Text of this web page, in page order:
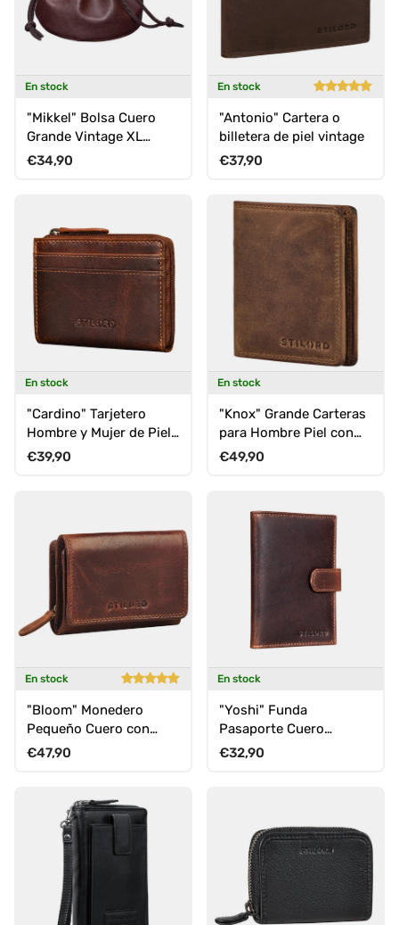
En stock
"Mikkel" Bolsa Cuero
Grande Vintage XL
Monedero Billetera
Precio normal
€34,90
En stock
"Antonio" Cartera o
billetera de piel vintage
Precio normal
€37,90
En stock
"Cardino" Tarjetero
Hombre y Mujer de Piel
Auténtica Tamaño
Precio normal
€39,90
En stock
"Knox" Grande Carteras
para Hombre Piel con
Protección RFID y
Precio normal
€49,90
En stock
"Bloom" Monedero
Pequeño Cuero con
Cremallera Cartera
Precio normal
€47,90
En stock
"Yoshi" Funda
Pasaporte Cuero
Tarjetas Monedero
Precio normal
€32,90